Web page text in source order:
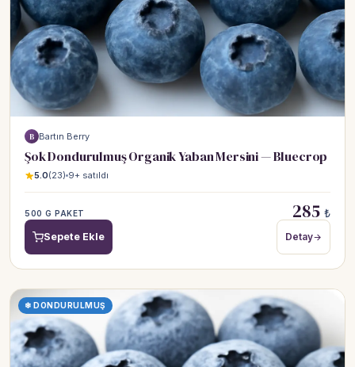
B Bartın Berry
Şok Dondurulmuş Organik Yaban Mersini — Bluecrop
5.0(23) 9+ satıldı
500 G PAKET 285 ₺
Sepete Ekle Detay
❄ DONDURULMUŞ